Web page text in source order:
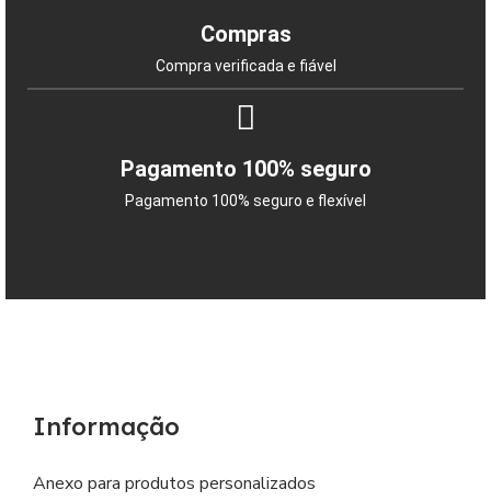
Compras
Compra verificada e fiável
Pagamento 100% seguro
Pagamento 100% seguro e flexível
Informação
Anexo para produtos personalizados